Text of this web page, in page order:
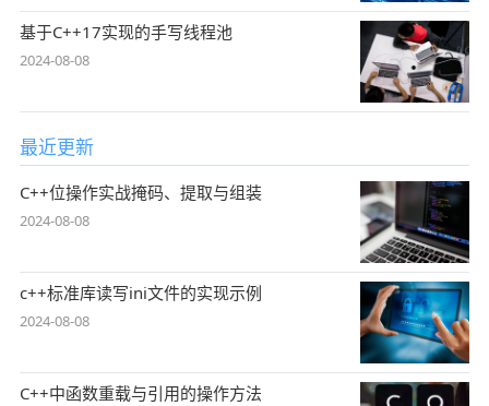
基于C++17实现的手写线程池
2024-08-08
最近更新
C++位操作实战掩码、提取与组装
2024-08-08
c++标准库读写ini文件的实现示例
2024-08-08
C++中函数重载与引用的操作方法